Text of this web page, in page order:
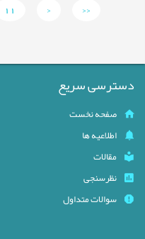
<<
<
11
دسترسی سریع
صفحه نخست
اطلاعیه ها
مقالات
نظرسنجی
سوالات متداول